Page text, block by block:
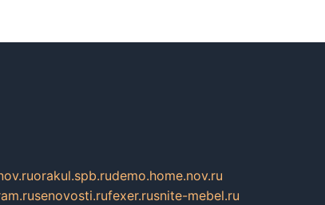
orakul.spb.rudemo.home.nov.ru
senovosti.rufexer.rusnite-mebel.ru